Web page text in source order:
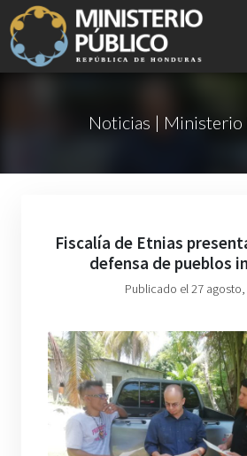
Noticias | Ministerio
Fiscalía de Etnias
defensa de pueblos
Publicado el 27 agosto,